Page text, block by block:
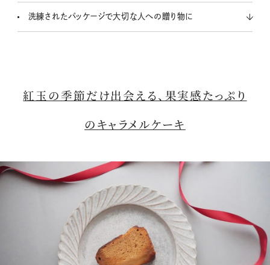
洗練されたパッケージで大切な人への贈り物に
紅玉の季節だけ出会える、果実感たっぷり
のキャラメルケーキ